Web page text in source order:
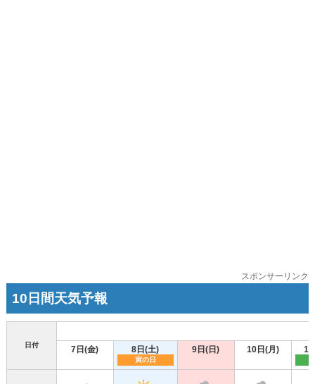
スポンサーリンク
10日間天気予報
日付 7日(金) 8日(土)
寅の日
9日(日) 10日(月) 11